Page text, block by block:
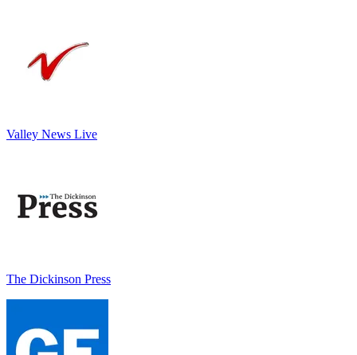
Valley News Live
The Dickinson Press